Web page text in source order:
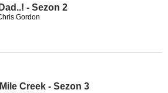
- Sezon 2
Gordon
Creek - Sezon 3